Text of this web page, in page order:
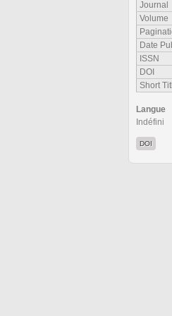
Journal
Volume
Date
ISSN
DOI
Short
Langue
Indéfini
DOI